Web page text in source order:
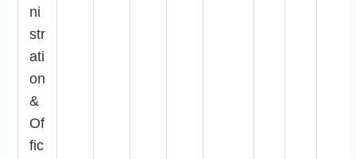
ni
str
ati
on
&
Of
fic